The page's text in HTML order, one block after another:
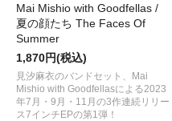
Mai Mishio with Goodfellas /
夏の顔たち The Faces Of
Summer
1,870円(税込)
見汐麻衣のバンドセット、Mai
Mishio with Goodfellasによる2023
年7月・9月・11月の3作連続リリー
ス7インチEPの第1弾！